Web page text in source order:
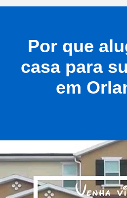
Por que
casa para
em